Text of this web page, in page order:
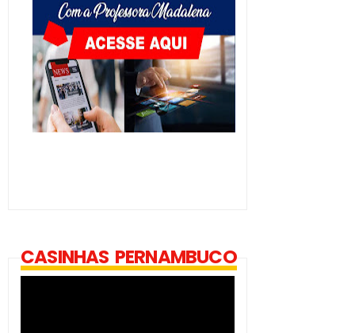
CASINHAS PERNAMBUCO